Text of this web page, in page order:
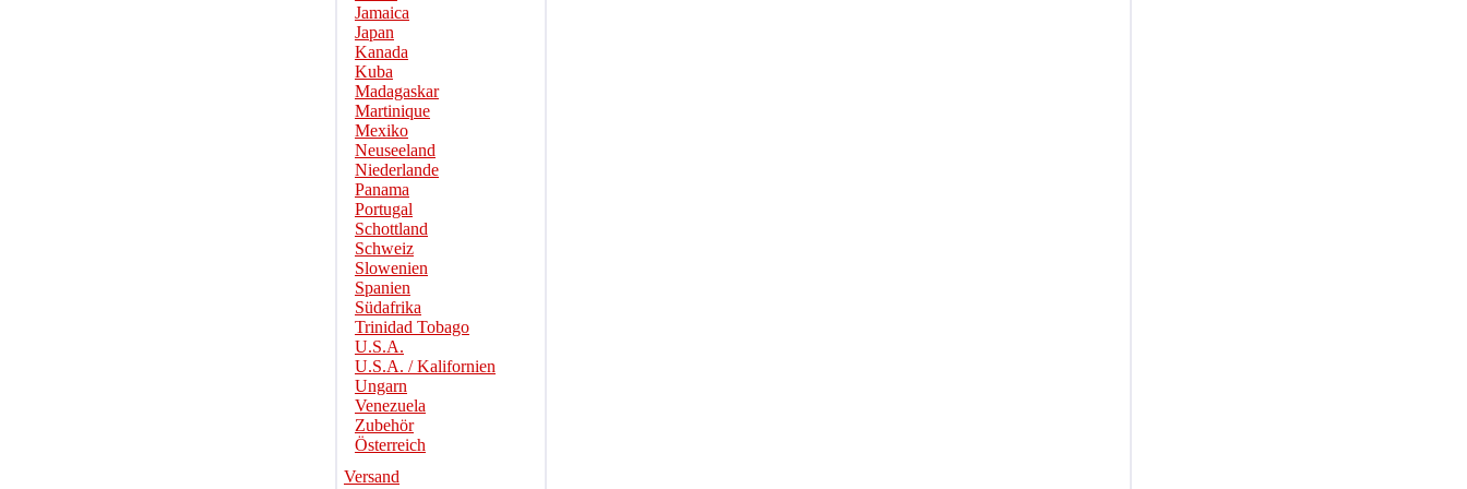
Jamaica
Japan
Kanada
Kuba
Madagaskar
Martinique
Mexiko
Neuseeland
Niederlande
Panama
Portugal
Schottland
Schweiz
Slowenien
Spanien
Südafrika
Trinidad Tobago
U.S.A.
U.S.A. / Kalifornien
Ungarn
Venezuela
Zubehör
Österreich
Versand